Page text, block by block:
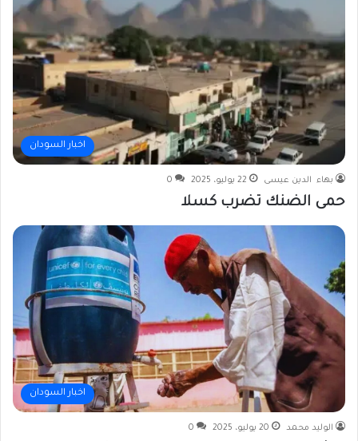
اخبار السودان
بهاء الدين عيسى 22 يوليو، 2025 0
حمى الضنك تضرب كسلا
اخبار السودان
الوليد محمد 20 يوليو، 2025 0